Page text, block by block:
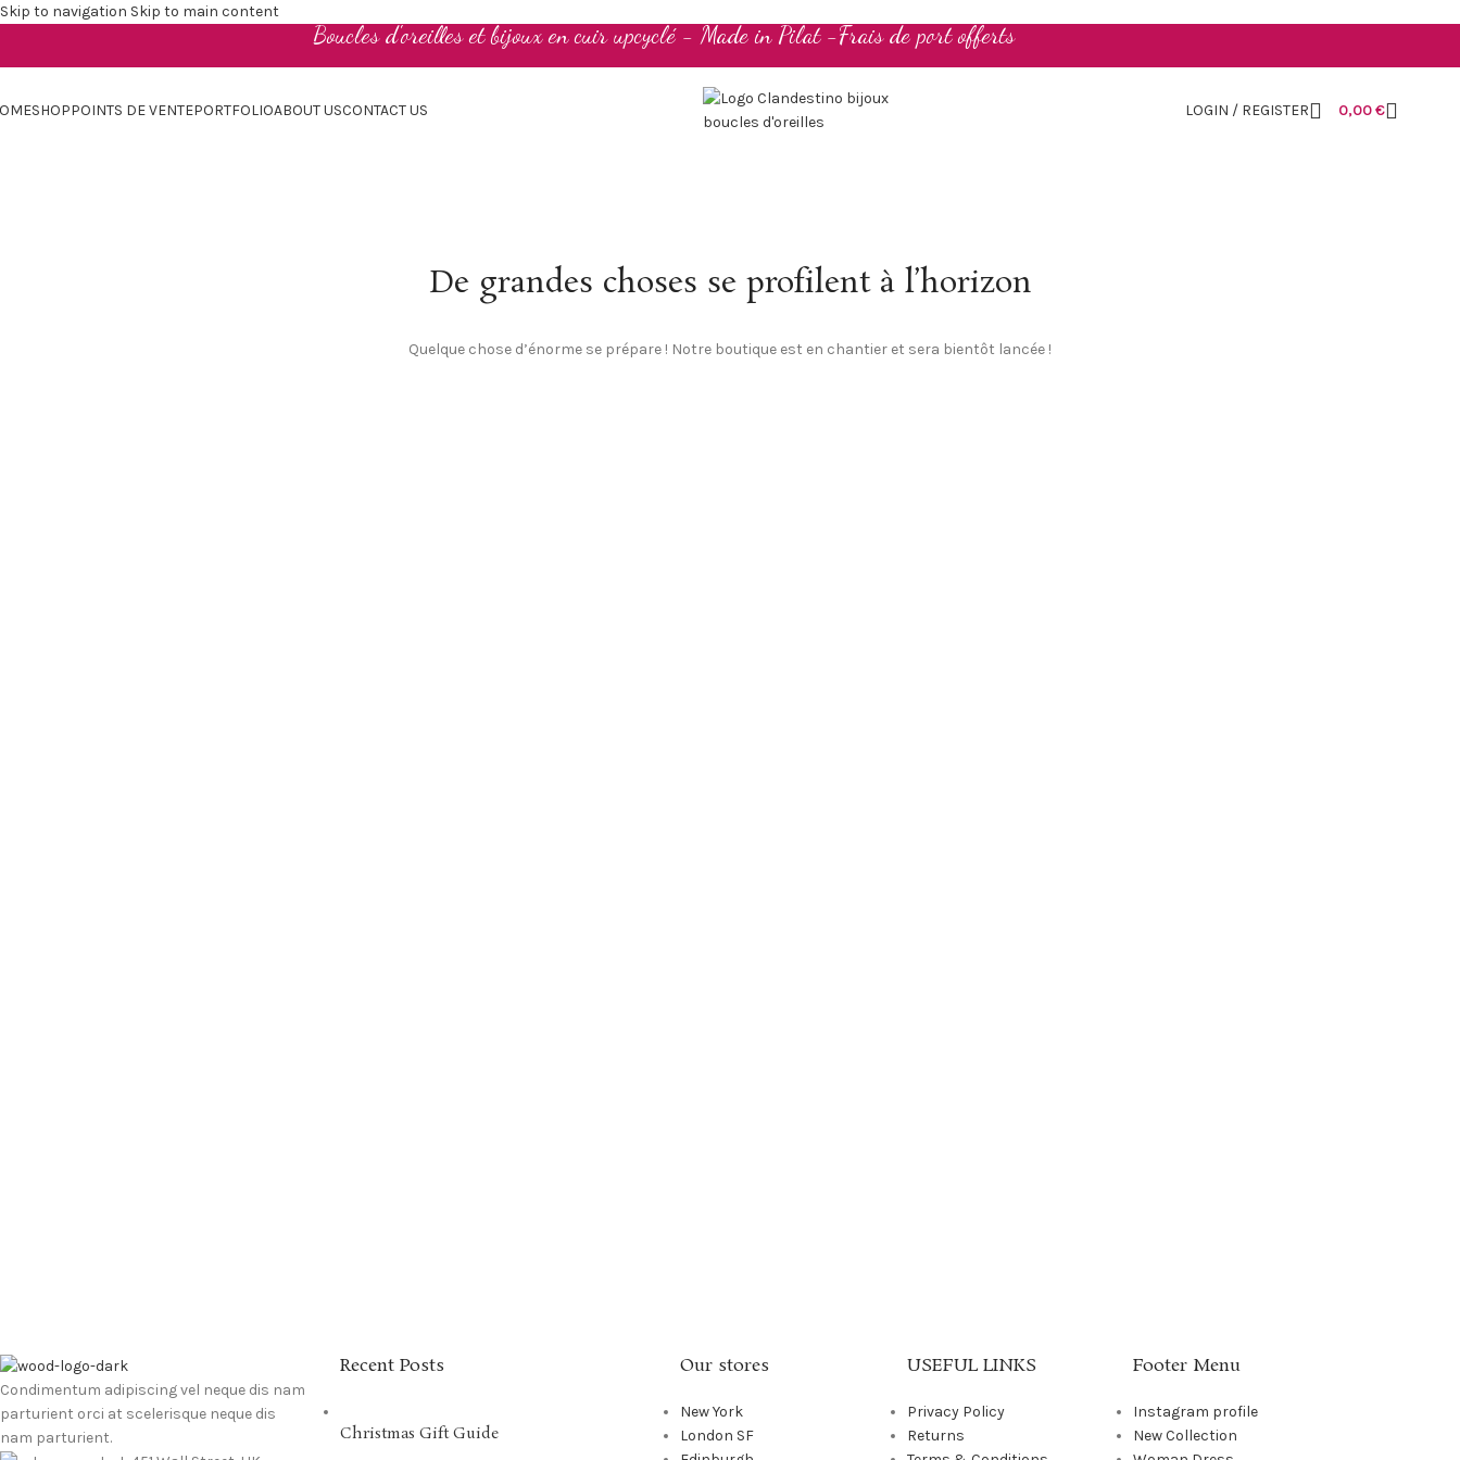
Skip to navigation Skip to main content
Boucles d'oreilles et bijoux en cuir upcyclé - Made in Pilat -Frais de port offerts
SHOPPOINTS DE VENTEPORTFOLIOABOUT USCONTACT US LOGIN / REGISTER 0,00€
De grandes choses se profilent à l’horizon
Quelque chose d’énorme se prépare ! Notre boutique est en chantier et sera bientôt lancée !
Condimentum adipiscing vel neque dis nam
parturient orci at scelerisque neque dis
nam parturient.
Recent Posts
Christmas Gift Guide
Our stores
New York
London SF
USEFUL LINKS
Privacy Policy
Returns
Footer Menu
Instagram profile
New Collection